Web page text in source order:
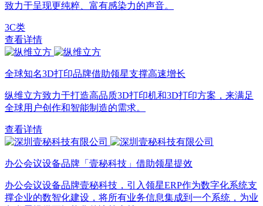
致力于呈现更纯粹、富有感染力的声音。
3C类
查看详情
全球知名3D打印品牌借助领星支撑高速增长
纵维立方致力于打造高品质3D打印机和3D打印方案，来满足
全球用户创作和智能制造的需求。
查看详情
办公会议设备品牌「壹秘科技」借助领星提效
办公会议设备品牌壹秘科技，引入领星ERP作为数字化系统支
撑企业的数智化建设，将所有业务信息集成到一个系统，为业